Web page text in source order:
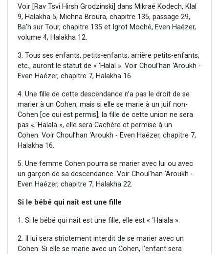
Voir [Rav Tsvi Hirsh Grodzinski] dans Mikraé Kodech, Klal
9, Halakha 5, Michna Broura, chapitre 135, passage 29,
Ba’h sur Tour, chapitre 135 et Igrot Moché, Even Haézer,
volume 4, Halakha 12.
3. Tous ses enfants, petits-enfants, arrière petits-enfants,
etc., auront le statut de « ‘Halal ». Voir Choul’han ‘Aroukh -
Even Haézer, chapitre 7, Halakha 16.
4. Une fille de cette descendance n’a pas le droit de se
marier à un Cohen, mais si elle se marie à un juif non-
Cohen [ce qui est permis], la fille de cette union ne sera
pas « ‘Halala », elle sera Cachère et permise à un
Cohen. Voir Choul’han ‘Aroukh - Even Haézer, chapitre 7,
Halakha 16.
5. Une femme Cohen pourra se marier avec lui ou avec
un garçon de sa descendance. Voir Choul’han ‘Aroukh -
Even Haézer, chapitre 7, Halakha 22.
Si le bébé qui naît est une fille
1. Si le bébé qui naît est une fille, elle est « ‘Halala ».
2. Il lui sera strictement interdit de se marier avec un
Cohen. Si elle se marie avec un Cohen, l’enfant sera